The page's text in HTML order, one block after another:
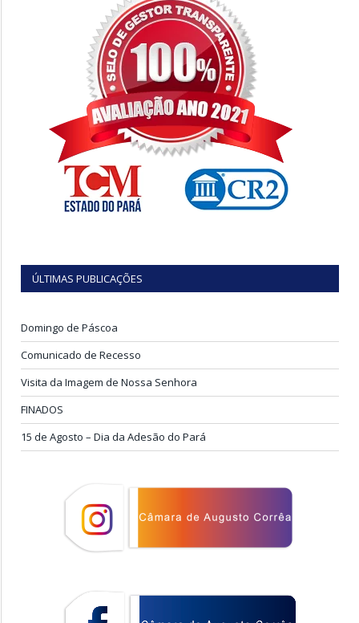
ÚLTIMAS PUBLICAÇÕES
Domingo de Páscoa
Comunicado de Recesso
Visita da Imagem de Nossa Senhora
FINADOS
15 de Agosto – Dia da Adesão do Pará